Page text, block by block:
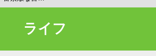
ライフ